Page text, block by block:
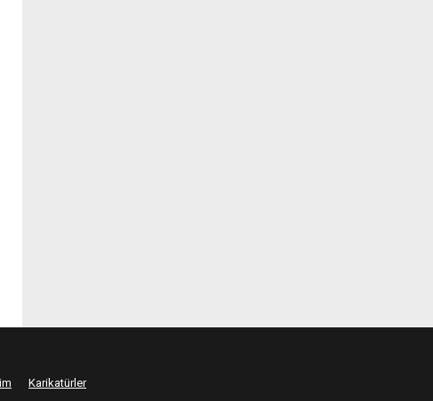
Karikatürler